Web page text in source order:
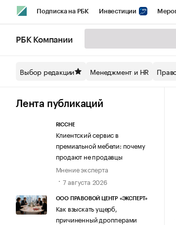
Подписка на РБК Инвестиции
Спецпроекты СПб Конференции СПб
Технологии и медиа
РБК Компании
Выбор редакции Менеджмент и HR
Лента публикаций
RICCHE
Клиентский сервис в
премиальной мебели: почему
продают не продавцы
Мнение эксперта
7 августа 2026
ООО ПРАВОВОЙ ЦЕНТР «ЭКСПЕРТ»
Как взыскать ущерб,
причиненный дропперами